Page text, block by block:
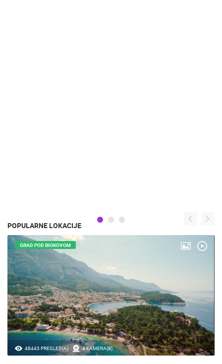
POPULARNE LOKACIJE
48443 PREGLED(A) 4 KAMERA(E)
GRAD POD BIOKOVOM